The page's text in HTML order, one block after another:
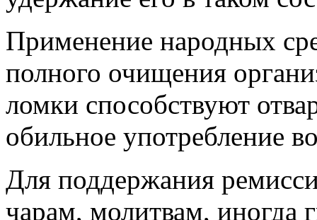
Применение народных
полного очищения
ломки способствуют
обильное употребление
Для поддержания
чарам, молитвам, иногда